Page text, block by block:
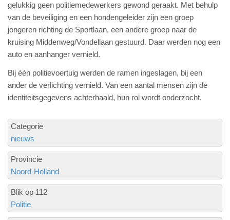
gelukkig geen politiemedewerkers gewond geraakt. Met behulp
van de beveiliging en een hondengeleider zijn een groep
jongeren richting de Sportlaan, een andere groep naar de
kruising Middenweg/Vondellaan gestuurd. Daar werden nog een
auto en aanhanger vernield.
Bij één politievoertuig werden de ramen ingeslagen, bij een
ander de verlichting vernield. Van een aantal mensen zijn de
identiteitsgegevens achterhaald, hun rol wordt onderzocht.
Categorie
nieuws
Provincie
Noord-Holland
Blik op 112
Politie